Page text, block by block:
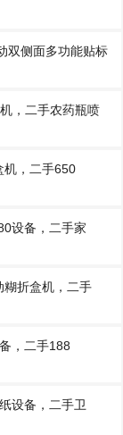
双侧面多功能贴标
，二手农药瓶喷
机，二手650
设备，二手家
糊折盒机，二手
，二手188
设备，二手卫